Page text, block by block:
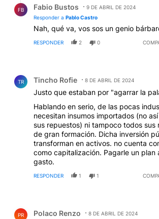
FB Fabio Bustos
9 DE ABRIL DE 2024
Responder a Pablo Castro
Nah, qué va, vos sos un genio
RESPONDER 2 0
TR Tincho Rofie 8 DE ABRIL DE 2024
Justo que estaban por "agarrar la
Hablando en serio, de las pocas
necesitan insumos importados (no
sus repuestos) ni tampoco todos sus
de gran formación. Dicha inversión
transforman en activos. no cuenta
como capitalización. Pagarle un plan
gasto.
RESPONDER 1 1
PR Polaco Renzo 8 DE ABRIL DE 2024